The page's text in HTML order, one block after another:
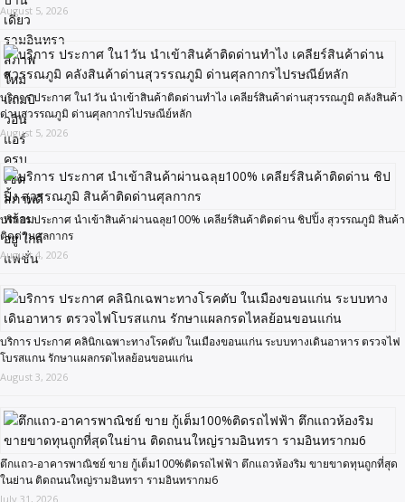
August 5, 2026
บริการ ประกาศ ใน1วัน นำเข้าสินค้าติดด่านทำไง เคลียร์สินค้าด่านสุวรรณภูมิ คลังสินค้า
ด่านสุวรรณภูมิ ด่านศุลกากรไปรษณีย์หลัก
August 5, 2026
บริการ ประกาศ นำเข้าสินค้าผ่านฉลุย100% เคลียร์สินค้าติดด่าน ชิปปิ้ง สุวรรณภูมิ สินค้า
ติดด่านศุลกากร
August 4, 2026
บริการ ประกาศ คลินิกเฉพาะทางโรคตับ ในเมืองขอนแก่น ระบบทางเดินอาหาร ตรวจไฟ
โบรสแกน รักษาแผลกรดไหลย้อนขอนแก่น
August 3, 2026
ตึกแถว-อาคารพาณิชย์ ขาย กู้เต็ม100%ติดรถไฟฟ้า ตึกแถวห้องริม ขายขาดทุนถูกที่สุด
ในย่าน ติดถนนใหญ่รามอินทรา รามอินทรากม6
July 31, 2026